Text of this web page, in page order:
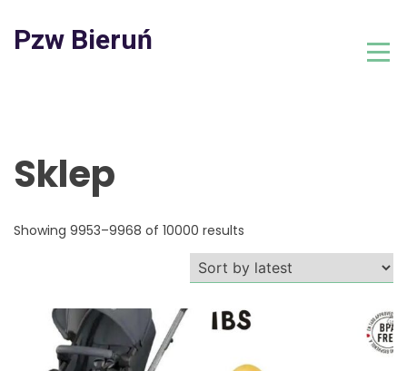
content
Pzw Bieruń
Sklep
Showing 9953–9968 of 10000 results